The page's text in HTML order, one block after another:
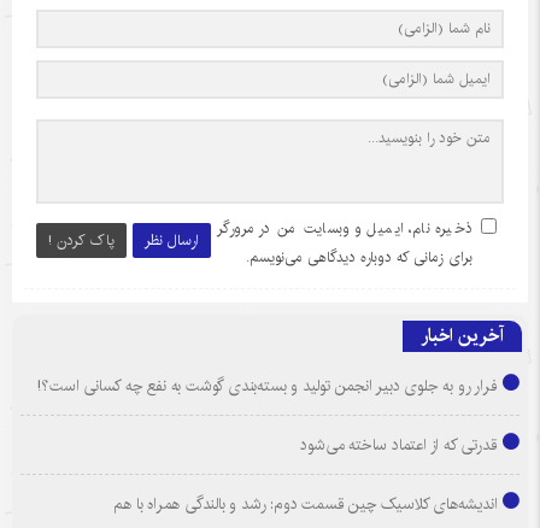
ارسال نظر پاک کردن !
ذخیره نام، ایمیل و وبسایت من در مرورگر
برای زمانی که دوباره دیدگاهی می‌نویسم.
آخرین اخبار
فرار رو به جلوی دبیر انجمن تولید و بسته‌بندی گوشت به نفع چه کسانی است؟!
قدرتی که از اعتماد ساخته می‌شود
اندیشه‌های کلاسیک چین قسمت دوم: رشد و بالندگی همراه با هم